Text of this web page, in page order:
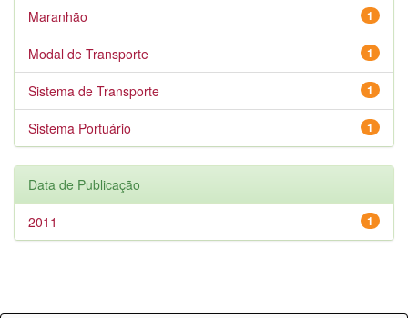
1
Maranhão
1
Modal de Transporte
1
Sistema de Transporte
1
Sistema Portuário
Data de Publicação
1
2011